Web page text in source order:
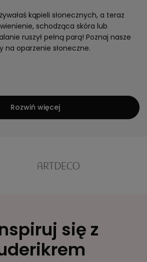
kąpieli słonecznych, a teraz
schodząca skóra lub
ruszył pełną parą! Poznaj nasze
na oparzenie słoneczne.
Rozwiń więcej
się z